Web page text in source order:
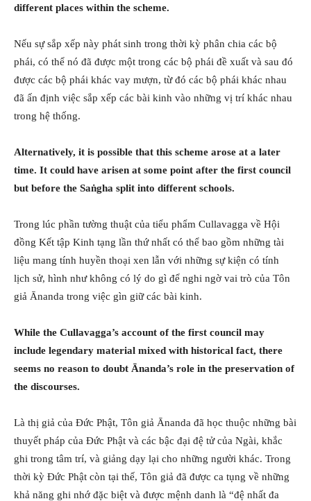
different places within the scheme.
Nếu sự sắp xếp này phát sinh trong thời kỳ phân chia các bộ
phái, có thể nó đã được một trong các bộ phái đề xuất và sau đó
được các bộ phái khác vay mượn, từ đó các bộ phái khác nhau
đã ấn định việc sắp xếp các bài kinh vào những vị trí khác nhau
trong hệ thống.
Alternatively, it is possible that this scheme arose at a later
time. It could have arisen at some point after the first council
but before the Saṅgha split into different schools.
Trong lúc phần tường thuật của tiểu phẩm Cullavagga về Hội
đồng Kết tập Kinh tạng lần thứ nhất có thể bao gồm những tài
liệu mang tính huyền thoại xen lẫn với những sự kiện có tính
lịch sử, hình như không có lý do gì để nghi ngờ vai trò của Tôn
giả Ānanda trong việc gìn giữ các bài kinh.
While the Cullavagga’s account of the first council may
include legendary material mixed with historical fact, there
seems no reason to doubt Ānanda’s role in the preservation of
the discourses.
Là thị giả của Đức Phật, Tôn giả Ānanda đã học thuộc những bài
thuyết pháp của Đức Phật và các bậc đại đệ tử của Ngài, khắc
ghi trong tâm trí, và giảng dạy lại cho những người khác. Trong
thời kỳ Đức Phật còn tại thế, Tôn giả đã được ca tụng về những
khả năng ghi nhớ đặc biệt và được mệnh danh là “đệ nhất đa